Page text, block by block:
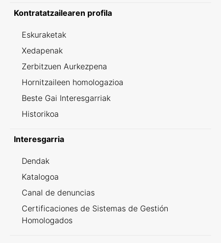
Kontratatzailearen profila
Eskuraketak
Xedapenak
Zerbitzuen Aurkezpena
Hornitzaileen homologazioa
Beste Gai Interesgarriak
Historikoa
Interesgarria
Dendak
Katalogoa
Canal de denuncias
Certificaciones de Sistemas de Gestión
Homologados